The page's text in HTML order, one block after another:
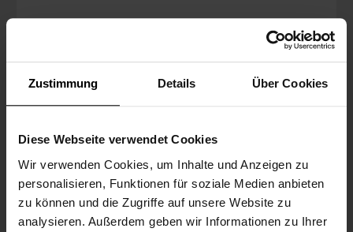
Zustimmung Details Über Cookies
Diese Webseite verwendet Cookies
Wir verwenden Cookies, um Inhalte und Anzeigen zu
personalisieren, Funktionen für soziale Medien anbieten
zu können und die Zugriffe auf unsere Website zu
analysieren. Außerdem geben wir Informationen zu Ihrer